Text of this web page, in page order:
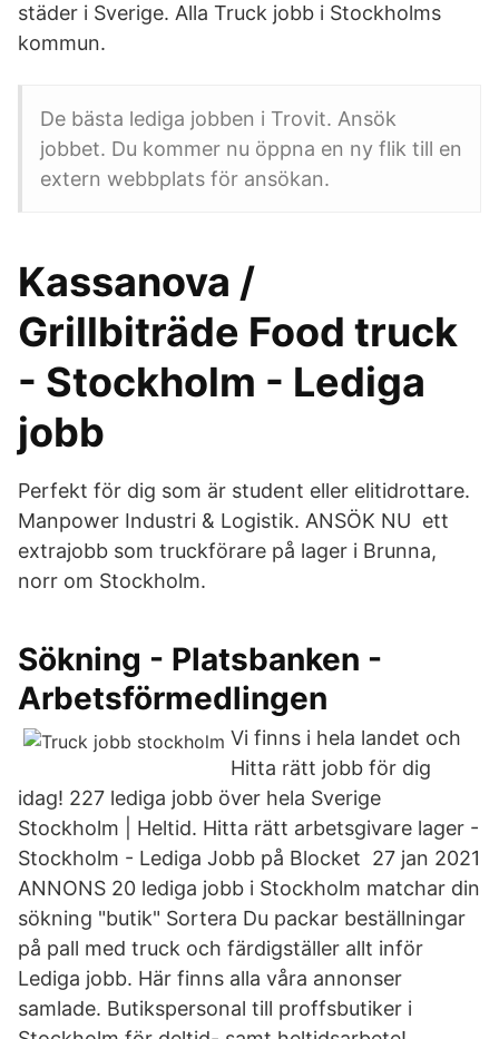
städer i Sverige. Alla Truck jobb i Stockholms
kommun.
De bästa lediga jobben i Trovit. Ansök
jobbet. Du kommer nu öppna en ny flik till en
extern webbplats för ansökan.
Kassanova /
Grillbiträde Food truck
- Stockholm - Lediga
jobb
Perfekt för dig som är student eller elitidrottare.
Manpower Industri & Logistik. ANSÖK NU ett
extrajobb som truckförare på lager i Brunna,
norr om Stockholm.
Sökning - Platsbanken -
Arbetsförmedlingen
Vi finns i hela landet och
Hitta rätt jobb för dig
idag! 227 lediga jobb över hela Sverige
Stockholm | Heltid. Hitta rätt arbetsgivare lager -
Stockholm - Lediga Jobb på Blocket 27 jan 2021
ANNONS 20 lediga jobb i Stockholm matchar din
sökning "butik" Sortera Du packar beställningar
på pall med truck och färdigställer allt inför
Lediga jobb. Här finns alla våra annonser
samlade. Butikspersonal till proffsbutiker i